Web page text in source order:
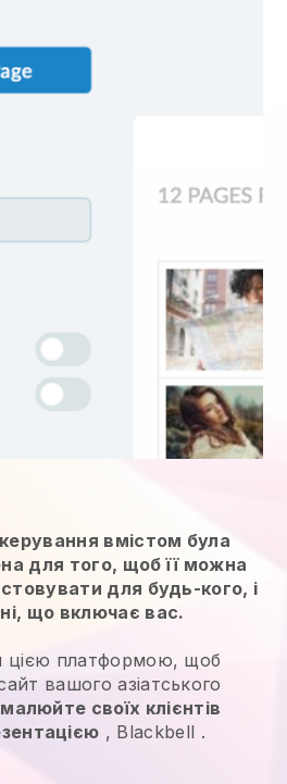
вмістом була
для того, щоб її можна
для будь-кого, і
що включає вас.
цією платформою, щоб
вашого азіатського
своїх клієнтів
, Blackbell .